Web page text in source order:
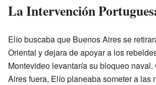
La Intervención
Elío buscaba que Buenos Aires se
Oriental y dejara de apoyar a los
Montevideo levantaría su bloqueo
Aires fuera, Elío planeaba someter a las